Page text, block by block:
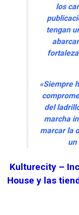
los
tengan
«Siempre
del
marcha
marcar la
un
Kulturecity –
House y las